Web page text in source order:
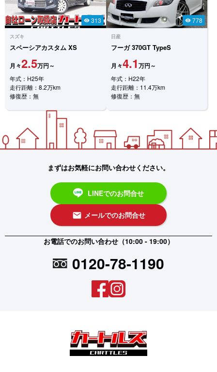
visibility 313
スズキ
スペーシアカスタム XS
月々2.5万円～
年式：H25年
走行距離：8.2万km
修復歴：無
visibility 778
日産
フーガ370GT TypeS
月々4.1 万円～
年式：H22年
走行距離：11.4万km
修復歴：無
まずはお気軽にお問い合わせください。
LINEでのお問合せ
email メールでのお問合せ
お電話でのお問い合わせ（10:00 - 19:00）
0120-78-1190